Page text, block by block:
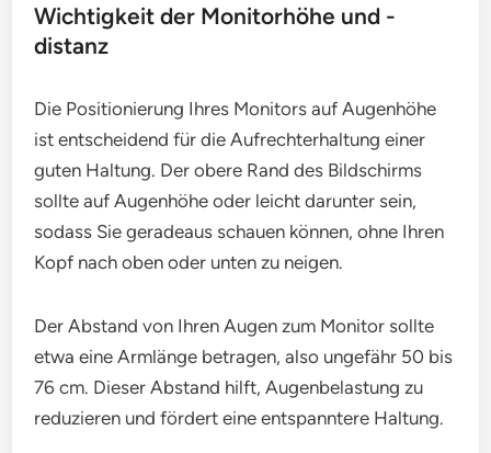
Wichtigkeit der Monitorhöhe und -
distanz
Die Positionierung Ihres Monitors auf Augenhöhe
ist entscheidend für die Aufrechterhaltung einer
guten Haltung. Der obere Rand des Bildschirms
sollte auf Augenhöhe oder leicht darunter sein,
sodass Sie geradeaus schauen können, ohne Ihren
Kopf nach oben oder unten zu neigen.
Der Abstand von Ihren Augen zum Monitor sollte
etwa eine Armlänge betragen, also ungefähr 50 bis
76 cm. Dieser Abstand hilft, Augenbelastung zu
reduzieren und fördert eine entspanntere Haltung.